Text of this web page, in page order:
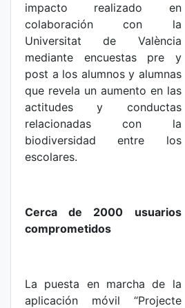
impacto realizado en
colaboración con la
Universitat de València
mediante encuestas pre y
post a los alumnos y alumnas
que revela un aumento en las
actitudes y conductas
relacionadas con la
biodiversidad entre los
escolares.
Cerca de 2000 usuarios
comprometidos
La puesta en marcha de la
aplicación móvil “Projecte